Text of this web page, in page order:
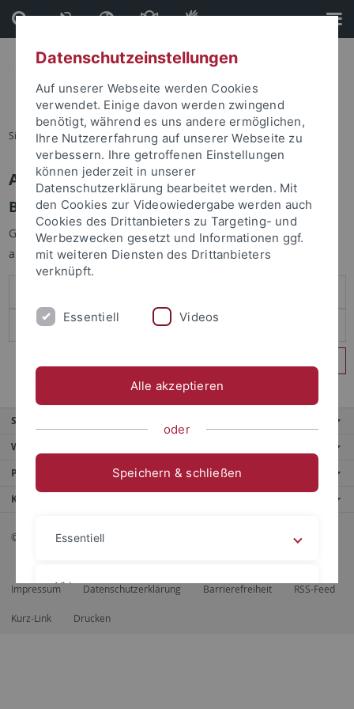
Direkt
zum
Inhalt
Direkt
zur
Fußleiste
Sie sind hier: Startseite
Anmelden
Benutzeranmeldung
Geben Sie Ihren Benutzernamen und Ihr Passwort an um sich
anzumelden:
Service
Weitere Angebote
Portale
Kontaktinfo
© 2026 Eberhard Karls Universität Tübingen, Tübingen
Impressum Datenschutzerklärung Barrierefreiheit RSS-Feed
Kurz-Link Drucken
Datenschutzeinstellungen
Auf unserer Webseite werden Cookies
verwendet. Einige davon werden zwingend
benötigt, während es uns andere ermöglichen,
Ihre Nutzererfahrung auf unserer Webseite zu
verbessern. Ihre getroffenen Einstellungen
können jederzeit in unserer
Datenschutzerklärung bearbeitet werden. Mit
den Cookies zur Videowiedergabe werden auch
Cookies des Drittanbieters zu Targeting- und
Werbezwecken gesetzt und Informationen ggf.
mit weiteren Diensten des Drittanbieters
verknüpft.
Essentiell Videos
Alle akzeptieren
oder
Speichern & schließen
Essentiell
Videos